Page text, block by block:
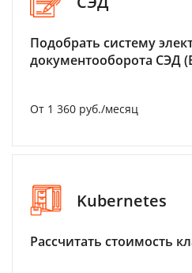
Подобрать систему
документооборота СЭД
От 1 360 руб./месяц
Kubernetes
Рассчитать стоимость